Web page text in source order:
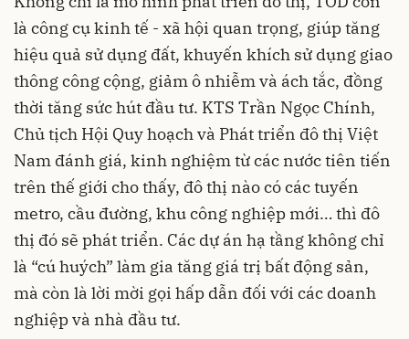
là công cụ kinh tế - xã hội quan trọng, giúp tăng
hiệu quả sử dụng đất, khuyến khích sử dụng giao
thông công cộng, giảm ô nhiễm và ách tắc, đồng
thời tăng sức hút đầu tư. KTS Trần Ngọc Chính,
Chủ tịch Hội Quy hoạch và Phát triển đô thị Việt
Nam đánh giá, kinh nghiệm từ các nước tiên tiến
trên thế giới cho thấy, đô thị nào có các tuyến
metro, cầu đường, khu công nghiệp mới… thì đô
thị đó sẽ phát triển. Các dự án hạ tầng không chỉ
là “cú huých” làm gia tăng giá trị bất động sản,
mà còn là lời mời gọi hấp dẫn đối với các doanh
nghiệp và nhà đầu tư.